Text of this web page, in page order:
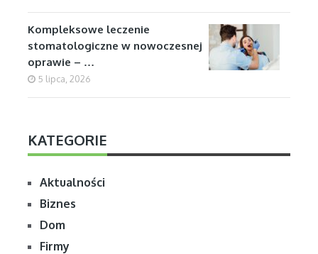
Kompleksowe leczenie
stomatologiczne w nowoczesnej
oprawie – …
5 lipca, 2026
KATEGORIE
Aktualności
Biznes
Dom
Firmy